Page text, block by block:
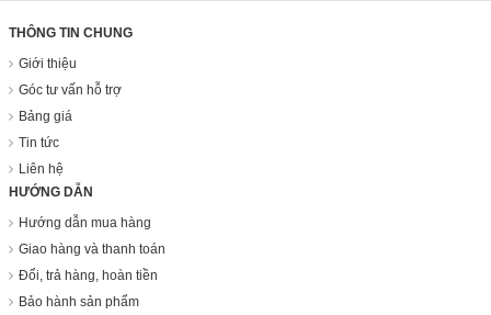
THÔNG TIN CHUNG
Giới thiệu
Góc tư vấn hỗ trợ
Bảng giá
Tin tức
Liên hệ
HƯỚNG DẪN
Hướng dẫn mua hàng
Giao hàng và thanh toán
Đổi, trả hàng, hoàn tiền
Bảo hành sản phẩm